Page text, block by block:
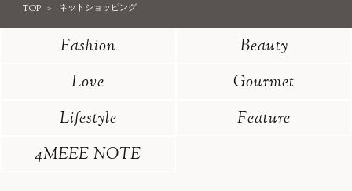
TOP ネットショッピング
Fashion
Beauty
Love
Gourmet
Lifestyle
Feature
4MEEE NOTE